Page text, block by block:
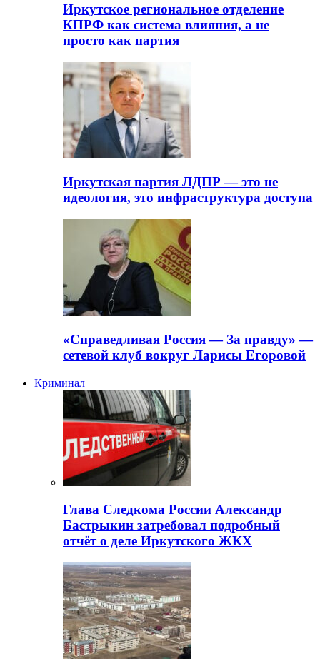
Иркутское региональное отделение
КПРФ как система влияния, а не
просто как партия
Иркутская партия ЛДПР — это не
идеология, это инфраструктура доступа
«Справедливая Россия — За правду» —
сетевой клуб вокруг Ларисы Егоровой
Криминал
Глава Следкома России Александр
Бастрыкин затребовал подробный
отчёт о деле Иркутского ЖКХ